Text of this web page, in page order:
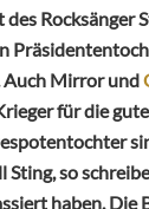
Rocksänger
Auch Mirror und
für die
so
haben. Die